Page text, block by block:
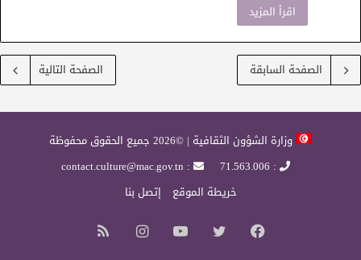
اقرأ المزيد
الصفحة السابقة الصفحة التالية
وزارة الشؤون الثقافية | ©2026 جميع الحقوق محفوظة
: 71.563.006
: contact.culture@mac.gov.tn
خريطة الموقع
إتصل بنا
فيسبوك تويتر يوتيوب انستقرام